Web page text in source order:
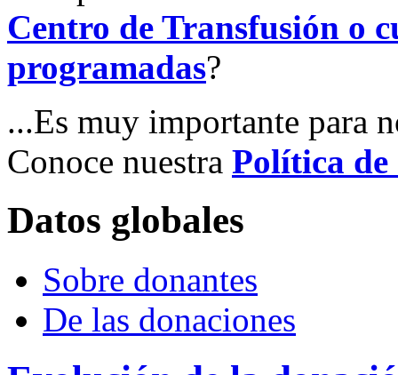
Centro de Transfusión o
programadas?
...Es muy importante para
Conoce nuestra Política
Datos globales
Sobre donantes
De las donaciones